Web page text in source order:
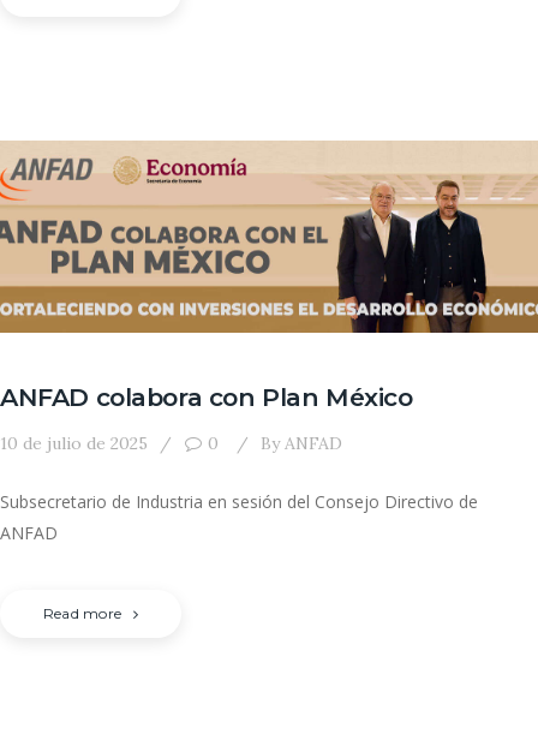
ANFAD colabora con Plan México
10 de julio de 2025 0 ByANFAD
Subsecretario de Industria en sesión del Consejo Directivo de
ANFAD
Read more